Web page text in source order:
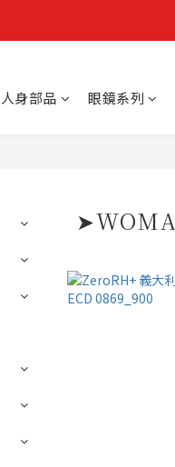
人身部品 眼鏡系列